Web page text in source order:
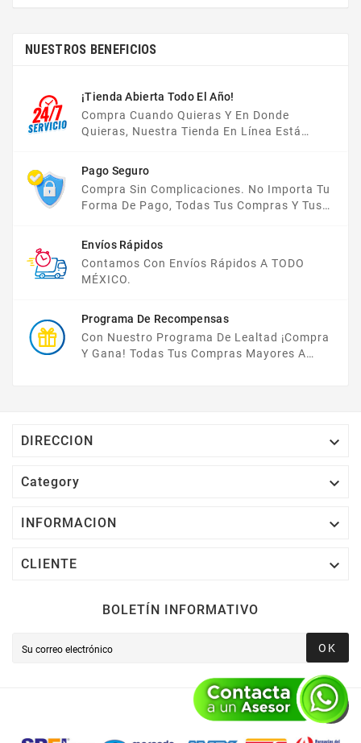
NUESTROS BENEFICIOS
¡Tienda Abierta Todo El Año!
Compra Cuando Quieras Y En Donde
Quieras, Nuestra Tienda En Línea Está
Pago Seguro
Compra Sin Complicaciones. No Importa Tu
Forma De Pago, Todas Tus Compras Y Tus
Envíos Rápidos
Contamos Con Envíos Rápidos A TODO
MÉXICO.
Programa De Recompensas
Con Nuestro Programa De Lealtad ¡compra
Y Gana! Todas Tus Compras Mayores A
DIRECCION 
Category 
INFORMACION 
CLIENTE 
BOLETÍN INFORMATIVO
OK